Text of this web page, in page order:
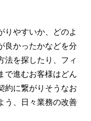
りやすいか、どのよ
良かったかなどを分
法を探したり、フィ
で進むお客様はどん
約に繋がりそうなお
う、日々業務の改善